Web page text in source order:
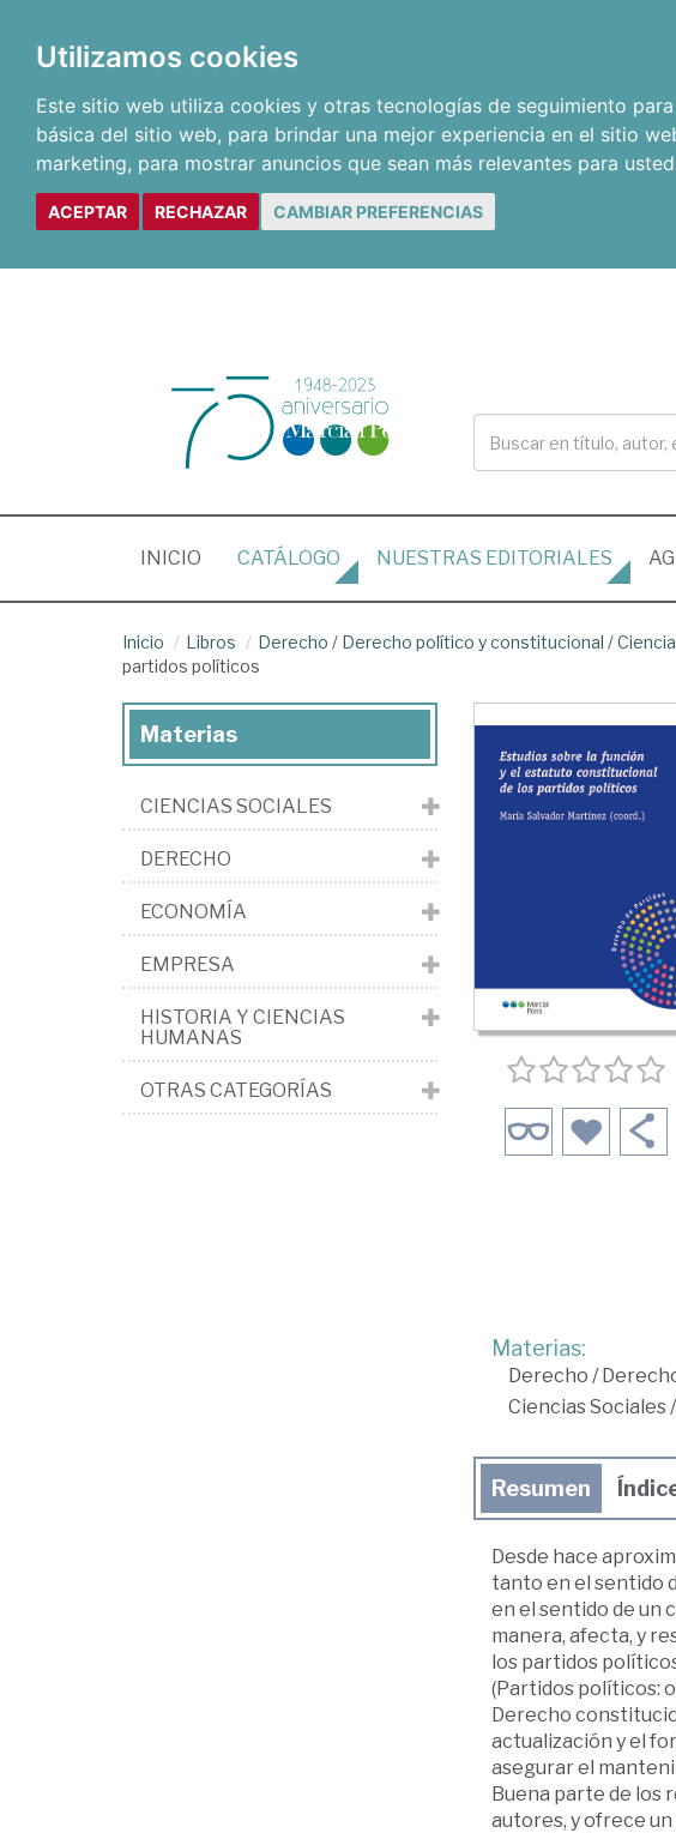
Utilizamos cookies
Este sitio web utiliza cookies y otras tecnologías de seguimiento
básica del sitio web, para brindar una mejor experiencia en el sitio
marketing, para mostrar anuncios que sean más relevantes para usted
ACEPTAR RECHAZAR CAMBIAR PREFERENCIAS
INICIO (CURRENT)
CATÁLOGO NUESTRAS EDITORIALES
Inicio Libros Derecho / Derecho político y constitucional /
partidos políticos
Materias:
Derecho /
Ciencias Sociales/
Resumen
Desde hace
tanto en el sentido
en el sentido de un
manera, afecta, y
los partidos
(Partidos políticos:
Derecho
actualización y el
asegurar el
Buena parte de los
autores, y ofrece
Materias
CIENCIAS SOCIALES
DERECHO
ECONOMÍA
EMPRESA
HISTORIA Y CIENCIAS
HUMANAS
OTRAS CATEGORÍAS